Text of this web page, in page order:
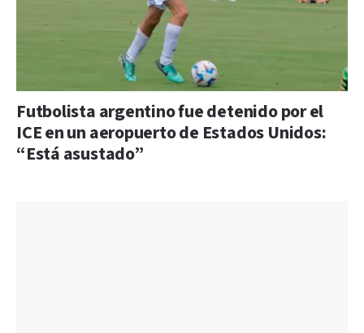
Futbolista argentino fue detenido por el
ICE en un aeropuerto de Estados Unidos:
“Está asustado”